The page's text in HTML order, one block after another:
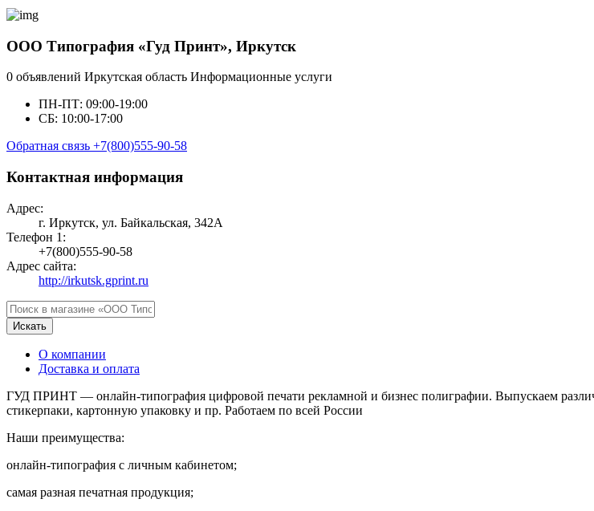
ООО Типография «Гуд Принт», Иркутск
0 объявлений Иркутская область Информационные услуги
ПН-ПТ: 09:00-19:00
СБ: 10:00-17:00
Обратная связь +7(800)555-90-58
Контактная информация
Адрес:
г. Иркутск, ул. Байкальская, 342А
Телефон 1:
+7(800)555-90-58
Адрес сайта:
http://irkutsk.gprint.ru
Искать
О компании
Доставка и оплата
ГУД ПРИНТ — онлайн-типография цифровой печати рекламной и бизнес полиграфии. Выпускаем
стикерпаки, картонную упаковку и пр. Работаем по всей России
Наши преимущества:
онлайн-типография с личным кабинетом;
самая разная печатная продукция;